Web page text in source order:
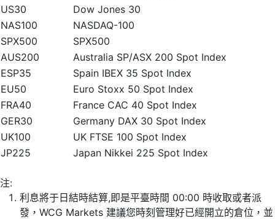
US30
Dow Jones 30
NAS100
NASDAQ-100
SPX500
SPX500
AUS200
Australia SP/ASX 200 Spot Index
ESP35
Spain IBEX 35 Spot Index
EU50
Euro Stoxx 50 Spot Index
FRA40
France CAC 40 Spot Index
GER30
Germany DAX 30 Spot Index
UK100
UK FTSE 100 Spot Index
JP225
Japan Nikkei 225 Spot Index
注:
利息將于日結時結算,即是平臺時間 00:00 時收取或者派
發，WCG Markets 建議您時刻管理好已經開立的倉位，並